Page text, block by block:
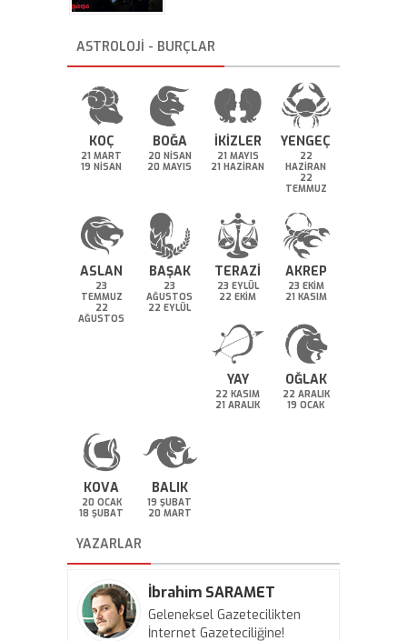
ASTROLOJİ - BURÇLAR
KOÇ
21 MART
19 NİSAN
BOĞA
20 NİSAN
20 MAYIS
İKİZLER
21 MAYIS
21 HAZİRAN
YENGEÇ
22
HAZİRAN
22
TEMMUZ
ASLAN
23
TEMMUZ
22
AĞUSTOS
BAŞAK
23
AĞUSTOS
22 EYLÜL
TERAZİ
23 EYLÜL
22 EKİM
AKREP
23 EKİM
21 KASIM
YAY
22 KASIM
21 ARALIK
OĞLAK
22 ARALIK
19 OCAK
KOVA
20 OCAK
18 ŞUBAT
BALIK
19 ŞUBAT
20 MART
YAZARLAR
İbrahim SARAMET
Geleneksel Gazetecilikten
İnternet Gazeteciliğine!